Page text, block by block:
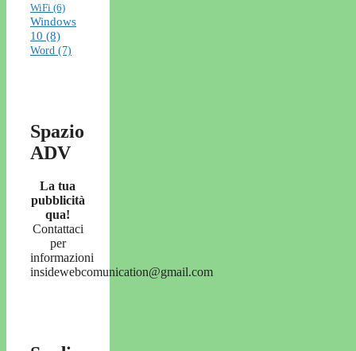
WiFi (6)
Windows
10 (8)
Word (7)
Spazio
ADV
La tua
pubblicità
qua!
Contattaci
per
informazioni
insidewebcomunication@gmail.com